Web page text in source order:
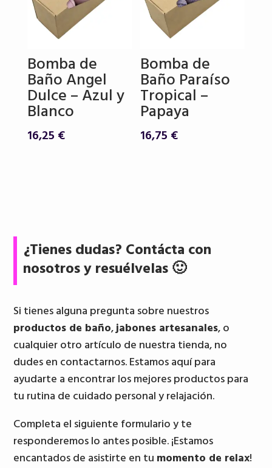
Bomba de
Baño Angel
Dulce – Azul y
Blanco
16,25 €
Bomba de
Baño Paraíso
Tropical –
Papaya
16,75 €
¿Tienes dudas? Contácta con
nosotros y resuélvelas 🙂
Si tienes alguna pregunta sobre nuestros
productos de baño,jabones artesanales, o
cualquier otro artículo de nuestra tienda, no
dudes en contactarnos. Estamos aquí para
ayudarte a encontrar los mejores productos para
tu rutina de cuidado personal y relajación.
Completa el siguiente formulario y te
responderemos lo antes posible. ¡Estamos
encantados de asistirte en tu momento de relax!